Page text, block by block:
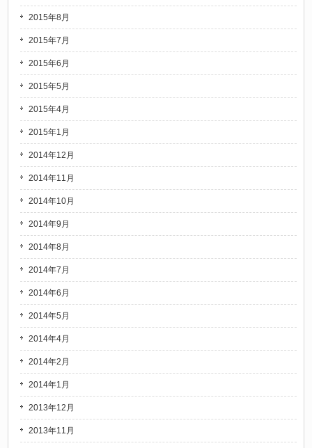
2015年8月
2015年7月
2015年6月
2015年5月
2015年4月
2015年1月
2014年12月
2014年11月
2014年10月
2014年9月
2014年8月
2014年7月
2014年6月
2014年5月
2014年4月
2014年2月
2014年1月
2013年12月
2013年11月